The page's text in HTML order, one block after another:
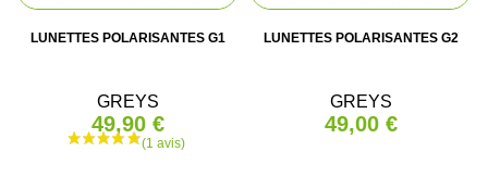
LUNETTES POLARISANTES G1
GREYS
49,90 €
LUNETTES POLARISANTES G2
GREYS
49,00 €